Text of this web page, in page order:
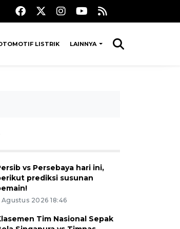
LISTRIK LAINNYA
vs Persebaya hari ini,
prediksi susunan
Agustus 2026 18:46
Tim Nasional Sepak